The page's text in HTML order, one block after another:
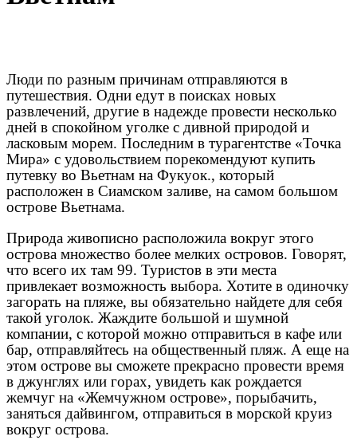
Люди по разным причинам отправляются в
путешествия. Одни едут в поисках новых
развлечений, другие в надежде провести несколько
дней в спокойном уголке с дивной природой и
ласковым морем. Последним в турагентстве «Точка
Мира» с удовольствием порекомендуют купить
путевку во Вьетнам на Фукуок., который
расположен в Сиамском заливе, на самом большом
острове Вьетнама.
Природа живописно расположила вокруг этого
острова множество более мелких островов. Говорят,
что всего их там 99. Туристов в эти места
привлекает возможность выбора. Хотите в одиночку
загорать на пляже, вы обязательно найдете для себя
такой уголок. Жаждите большой и шумной
компании, с которой можно отправиться в кафе или
бар, отправляйтесь на общественный пляж. А еще на
этом острове вы сможете прекрасно провести время
в джунглях или горах, увидеть как рождается
жемчуг на «Жемчужном острове», порыбачить,
заняться дайвингом, отправиться в морской круиз
вокруг острова.